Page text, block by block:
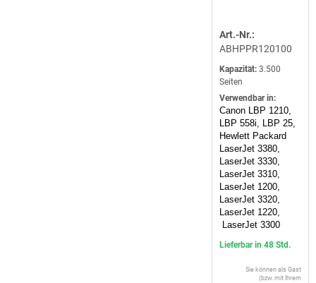
Art.-Nr.:
ABHPPR120100
Kapazität: 3.500
Seiten
Verwendbar in:
Canon LBP 1210,
LBP 558i, LBP 25,
Hewlett Packard
LaserJet 3380,
LaserJet 3330,
LaserJet 3310,
LaserJet 1200,
LaserJet 3320,
LaserJet 1220,
LaserJet 3300
Lieferbar in 48 Std.
Sie können als Gast
(bzw. mit Ihrem